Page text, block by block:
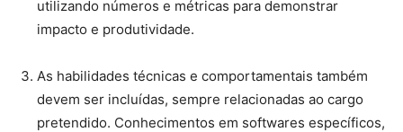
utilizando números e métricas para demonstrar
impacto e produtividade.
As habilidades técnicas e comportamentais também
devem ser incluídas, sempre relacionadas ao cargo
pretendido. Conhecimentos em softwares específicos,